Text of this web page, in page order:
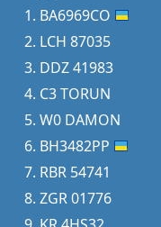
BA6969CO
LCH 87035
DDZ 41983
C3 TORUN
W0 DAMON
BH3482PP
RBR 54741
ZGR 01776